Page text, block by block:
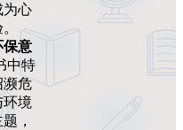
为心
保意
中特
濒危
环境
，